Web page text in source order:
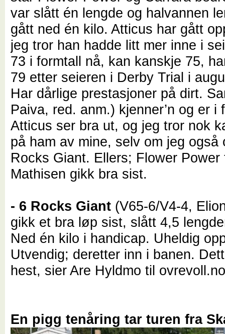
var slått én lengde og halvannen
gått ned én kilo. Atticus har gått
jeg tror han hadde litt mer inne i
73 i formtall nå, kan kanskje 75,
79 etter seieren i Derby Trial i
Har dårlige prestasjoner på dirt.
Paiva, red. anm.) kjenner’n og er i
Atticus ser bra ut, og jeg tror nok
på ham av mine, selv om jeg også
Rocks Giant. Ellers; Flower Power
Mathisen gikk bra sist.
- 6 Rocks Giant (V65-6/V4-4,
gikk et bra løp sist, slått 4,5
Ned én kilo i handicap. Uheldig
Utvendig; deretter inn i banen.
hest, sier Are Hyldmo til
En pigg tenåring tar turen fra